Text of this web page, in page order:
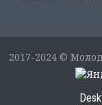
2017-2024 ©